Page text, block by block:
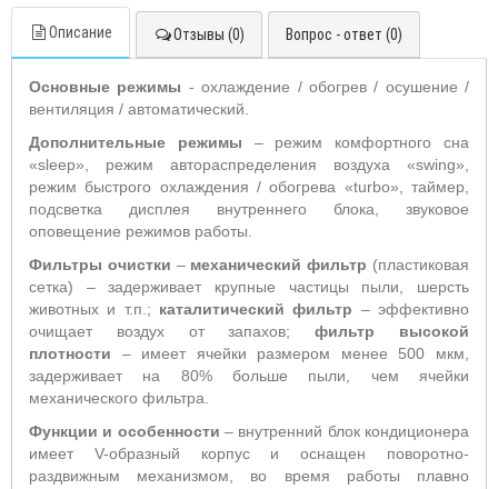
Описание Отзывы (0) Вопрос - ответ (0)
Основные режимы - охлаждение / обогрев / осушение /
вентиляция / автоматический.
Дополнительные режимы – режим комфортного сна
«sleep», режим автораспределения воздуха «swing»,
режим быстрого охлаждения / обогрева «turbo», таймер,
подсветка дисплея внутреннего блока, звуковое
оповещение режимов работы.
Фильтры очистки – механическийфильтр (пластиковая
сетка) – задерживает крупные частицы пыли, шерсть
животных и т.п.; каталитический фильтр – эффективно
очищает воздух от запахов;фильтр высокой
плотности – имеет ячейки размером менее 500 мкм,
задерживает на 80% больше пыли, чем ячейки
механического фильтра.
Функции и особенности – внутренний блок кондиционера
имеет V-образный корпус и оснащен поворотно-
раздвижным механизмом, во время работы плавно